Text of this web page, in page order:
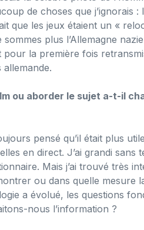
de choses que j’ignorais
que les jeux étaient un «
plus l’Allemagne
pour la première fois
ou aborder le sujet a-t-il
pensé qu’il était plus
en direct. J’ai grandi sans
Mais j’ai trouvé très
ou dans quelle
a évolué, les questions
nous l’information ?